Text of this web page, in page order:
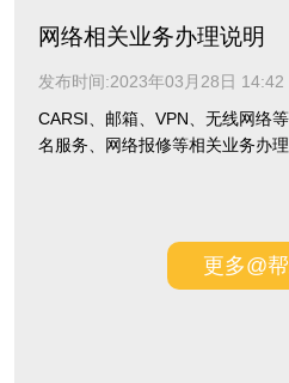
更多@
网络相关业务办理说明
发布时间:2023年03月28日 14:42
CARSI、邮箱、VPN、无线网络
名服务、网络报修等相关业务办